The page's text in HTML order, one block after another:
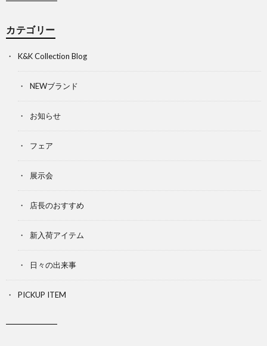
カテゴリー
K&K Collection Blog
NEWブランド
お知らせ
フェア
展示会
店長のおすすめ
新入荷アイテム
日々の出来事
PICKUP ITEM